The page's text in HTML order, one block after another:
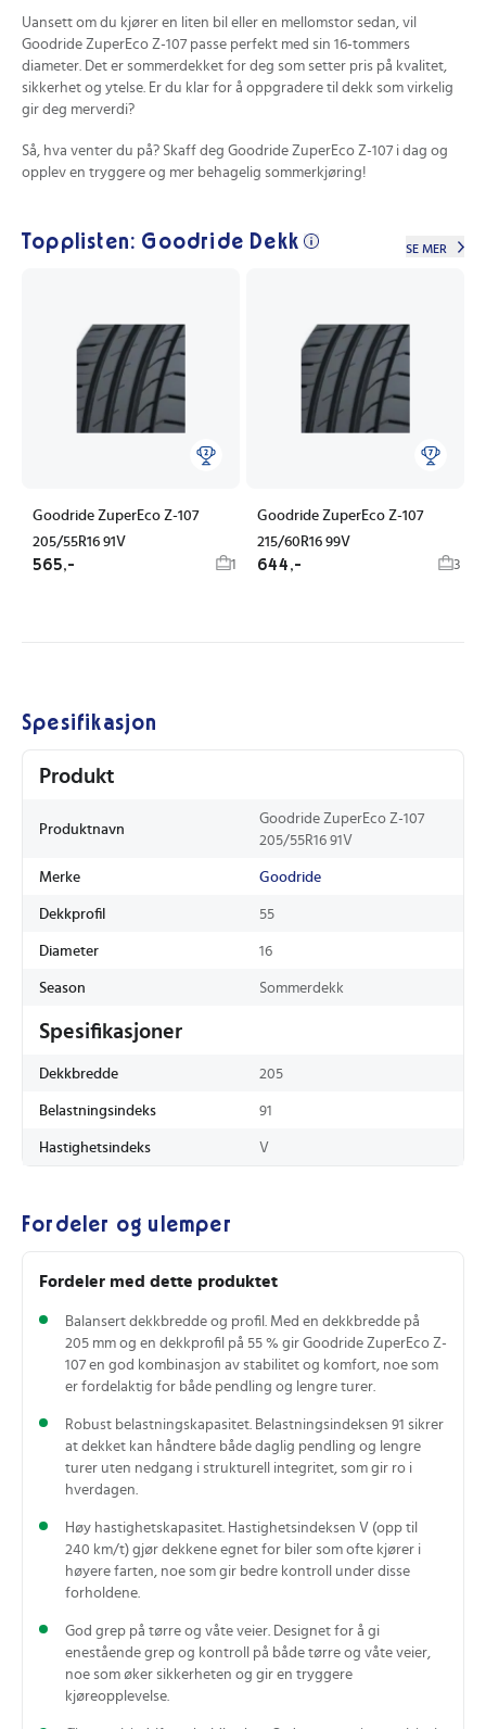
Uansett om du kjører en liten bil eller en mellomstor sedan, vil
Goodride ZuperEco Z-107 passe perfekt med sin 16-tommers
diameter. Det er sommerdekket for deg som setter pris på kvalitet,
sikkerhet og ytelse. Er du klar for å oppgradere til dekk som virkelig
gir deg merverdi?
Så, hva venter du på? Skaff deg Goodride ZuperEco Z-107 i dag og
opplev en tryggere og mer behagelig sommerkjøring!
Topplisten: Goodride Dekk SE MER
Goodride ZuperEco Z-107
205/55R16 91V
565,- 1
Goodride ZuperEco Z-107
215/60R16 99V
644,- 3
Spesifikasjon
Produkt
Produktnavn
Goodride ZuperEco Z-107
205/55R16 91V
Merke Goodride
Dekkprofil 55
Diameter 16
Season Sommerdekk
Spesifikasjoner
Dekkbredde 205
Belastningsindeks 91
Hastighetsindeks V
Fordeler og ulemper
Fordeler med dette produktet
Balansert dekkbredde og profil. Med en dekkbredde på
205 mm og en dekkprofil på 55 % gir Goodride ZuperEco Z-
107 en god kombinasjon av stabilitet og komfort, noe som
er fordelaktig for både pendling og lengre turer.
Robust belastningskapasitet. Belastningsindeksen 91 sikrer
at dekket kan håndtere både daglig pendling og lengre
turer uten nedgang i strukturell integritet, som gir ro i
hverdagen.
Høy hastighetskapasitet. Hastighetsindeksen V (opp til
240 km/t) gjør dekkene egnet for biler som ofte kjører i
høyere farten, noe som gir bedre kontroll under disse
forholdene.
God grep på tørre og våte veier. Designet for å gi
enestående grep og kontroll på både tørre og våte veier,
noe som øker sikkerheten og gir en tryggere
kjøreopplevelse.